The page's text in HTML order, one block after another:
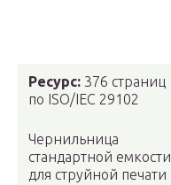
Ресурс: 376 страниц
по ISO/IEC 29102
Чернильница
стандартной емкости
для струйной печати